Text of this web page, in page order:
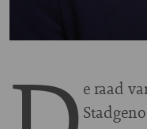
e raad